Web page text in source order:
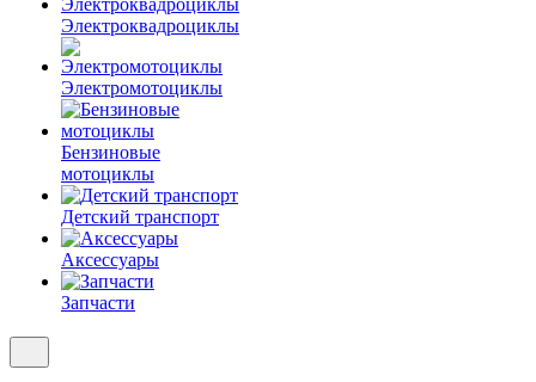
Электроквадроциклы
Электромотоциклы
Бензиновые
мотоциклы
Детский транспорт
Аксессуары
Запчасти